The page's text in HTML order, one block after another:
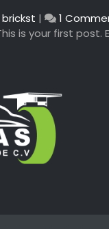
brickst | 1
is your first